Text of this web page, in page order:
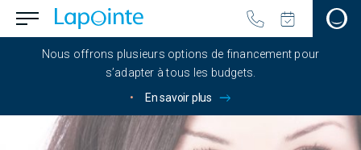
Passer au contenu principal
Aller à la page d'accueil
menu.button_open
Nous offrons plusieurs options de financement pour
s’adapter à tous les budgets.
•
En savoir plus